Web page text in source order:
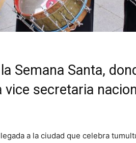
Semana Santa,
vice secretaria
a la ciudad que celebra